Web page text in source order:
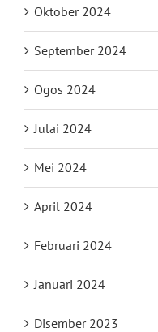
Oktober 2024
September 2024
Ogos 2024
Julai 2024
Mei 2024
April 2024
Februari 2024
Januari 2024
Disember 2023